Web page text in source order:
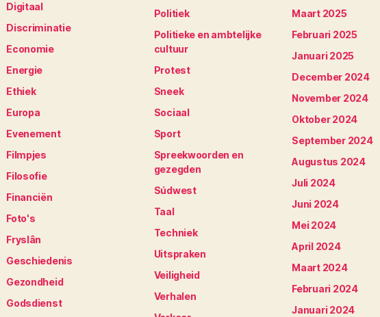
Digitaal
Discriminatie
Economie
Energie
Ethiek
Europa
Evenement
Filmpjes
Filosofie
Financiën
Foto's
Fryslân
Geschiedenis
Gezondheid
Godsdienst
Politiek
Politieke en ambtelijke
cultuur
Protest
Sneek
Sociaal
Sport
Spreekwoorden en
gezegden
Súdwest
Taal
Techniek
Uitspraken
Veiligheid
Verhalen
Maart 2025
Februari 2025
Januari 2025
December 2024
November 2024
Oktober 2024
September 2024
Augustus 2024
Juli 2024
Juni 2024
Mei 2024
April 2024
Maart 2024
Februari 2024
Januari 2024